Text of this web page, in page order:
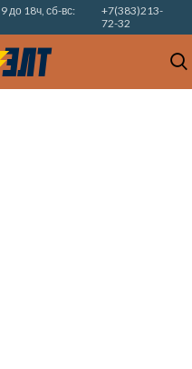
до 18ч, сб-вс:
+7(383)213-
72-32